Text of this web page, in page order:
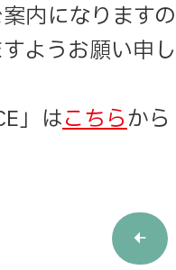
内になります
ようお願い申し
」はこちらから